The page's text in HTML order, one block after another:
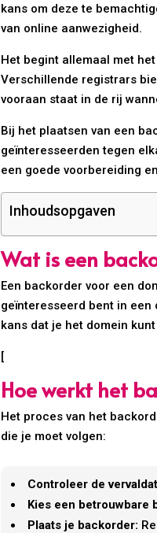
kans om deze te
van online aanwezigheid.
Het begint allemaal met
Verschillende registrars
vooraan staat in de rij
Bij het plaatsen van een
geïnteresseerden tegen
een goede voorbereiding
Inhoudsopgaven
Wat is een
Een backorder voor een
geïnteresseerd bent in
kans dat je het domein
[
Hoe werkt het
Het proces van het
die je moet volgen:
Controleer de
Kies een betrouwbare
Plaats je backorder: